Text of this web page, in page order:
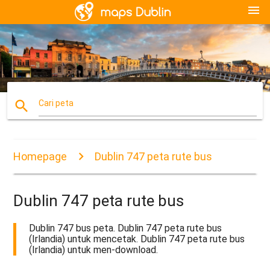
menu
search Cari peta
Homepage Dublin 747 peta rute bus
Dublin 747 peta rute bus
Dublin 747 bus peta. Dublin 747 peta rute bus
(Irlandia) untuk mencetak. Dublin 747 peta rute bus
(Irlandia) untuk men-download.